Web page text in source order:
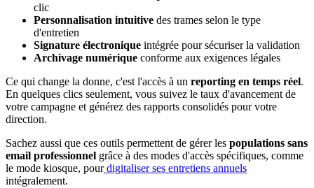
clic
Personnalisation intuitive des trames selon le type
d'entretien
Signature électronique intégrée pour sécuriser la validation
Archivage numérique conforme aux exigences légales
Ce qui change la donne, c'est l'accès à un reporting en temps réel.
En quelques clics seulement, vous suivez le taux d'avancement de
votre campagne et générez des rapports consolidés pour votre
direction.
Sachez aussi que ces outils permettent de gérer les populations sans
email professionnel grâce à des modes d'accès spécifiques, comme
le mode kiosque, pourdigitaliser ses entretiens annuels
intégralement.